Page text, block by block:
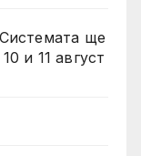
ще
и 11 август